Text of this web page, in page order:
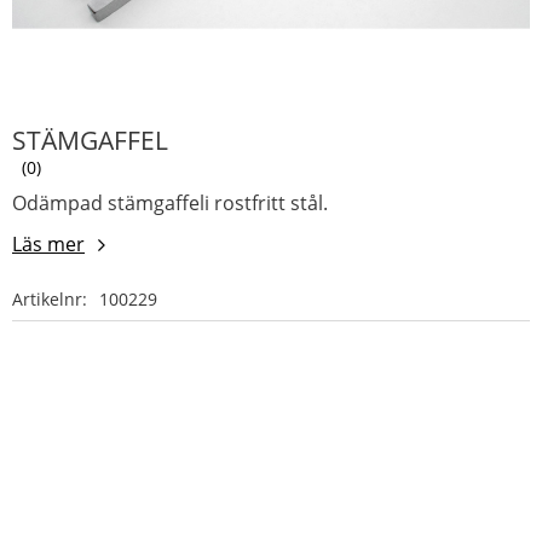
STÄMGAFFEL
0
Odämpad stämgaffeli rostfritt stål.
Läs mer
Artikelnr 100229